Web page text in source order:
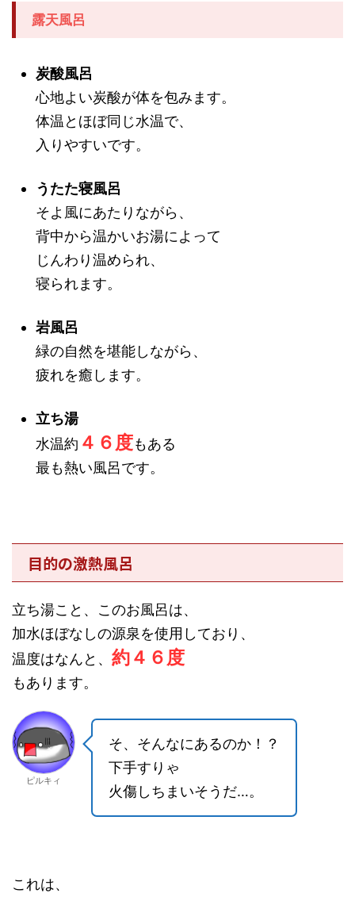
露天風呂
炭酸風呂
心地よい炭酸が体を包みます。
体温とほぼ同じ水温で、
入りやすいです。
うたた寝風呂
そよ風にあたりながら、
背中から温かいお湯によって
じんわり温められ、
寝られます。
岩風呂
緑の自然を堪能しながら、
疲れを癒します。
立ち湯
水温約 ４６度もある
最も熱い風呂です。
目的の激熱風呂
立ち湯こと、このお風呂は、
加水ほぼなしの源泉を使用しており、
温度はなんと、 約４６度
もあります。
ピルキィ
そ、そんなにあるのか！？
下手すりゃ
火傷しちまいそうだ…。
これは、